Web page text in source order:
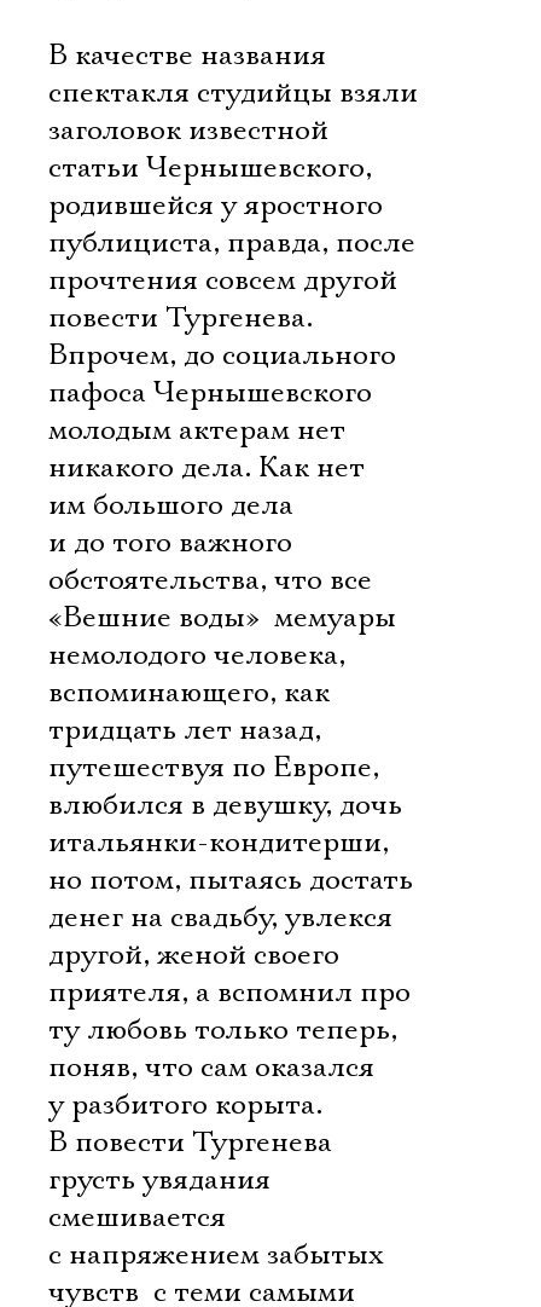
В качестве названия
спектакля студийцы взяли
заголовок известной
статьи Чернышевского,
родившейся у яростного
публициста, правда, после
прочтения совсем другой
повести Тургенева.
Впрочем, до социального
пафоса Чернышевского
молодым актерам нет
никакого дела. Как нет
им большого дела
и до того важного
обстоятельства, что все
«Вешние воды»  мемуары
немолодого человека,
вспоминающего, как
тридцать лет назад,
путешествуя по Европе,
влюбился в девушку, дочь
итальянки-кондитерши,
но потом, пытаясь достать
денег на свадьбу, увлекся
другой, женой своего
приятеля, а вспомнил про
ту любовь только теперь,
поняв, что сам оказался
у разбитого корыта.
В повести Тургенева
грусть увядания
смешивается
с напряжением забытых
чувств  с теми самыми